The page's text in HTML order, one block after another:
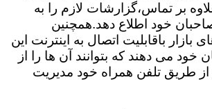
بر تماس،گزارشات لازم را به
خود اطلاع دهد.همچنین
بازار باقابلیت اتصال به اینترنت این
خود می دهند که بتوانند آن ها را از
از طریق تلفن همراه خود مدیریت